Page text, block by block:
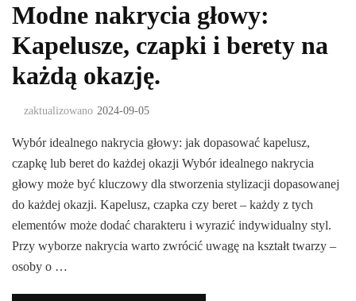
Modne nakrycia głowy:
Kapelusze, czapki i berety na
każdą okazję.
zaktualizowano 2024-09-05
Wybór idealnego nakrycia głowy: jak dopasować kapelusz,
czapkę lub beret do każdej okazji Wybór idealnego nakrycia
głowy może być kluczowy dla stworzenia stylizacji dopasowanej
do każdej okazji. Kapelusz, czapka czy beret – każdy z tych
elementów może dodać charakteru i wyrazić indywidualny styl.
Przy wyborze nakrycia warto zwrócić uwagę na kształt twarzy –
osoby o …